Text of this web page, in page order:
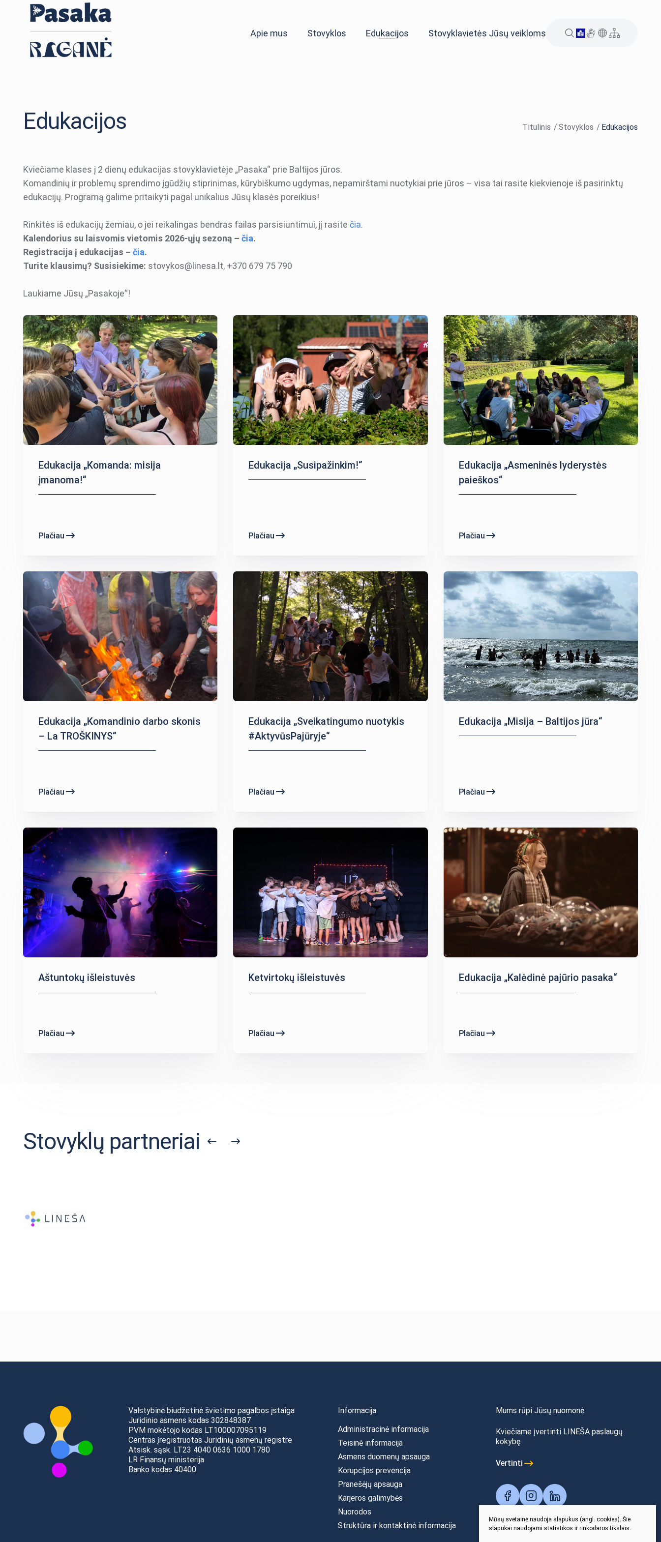
Apie mus Stovyklos Edukacijos Stovyklavietės Jūsų veikloms
Edukacijos Titulinis Stovyklos Edukacijos
Kviečiame klases į 2 dienų edukacijas stovyklavietėje „Pasaka“ prie Baltijos jūros.
Komandinių ir problemų sprendimo įgūdžių stiprinimas, kūrybiškumo ugdymas, nepamirštami nuotykiai prie jūros – visa tai rasite kiekvienoje iš pasirinktų
edukacijų. Programą galime pritaikyti pagal unikalius Jūsų klasės poreikius!
Rinkitės iš edukacijų žemiau, o jei reikalingas bendras failas parsisiuntimui, jį rasite čia.
Kalendorius su laisvomis vietomis 2026-ųjų sezoną – čia.
Registracija į edukacijas – čia.
Turite klausimų? Susisiekime: stovykos@linesa.lt, +370 679 75 790
Laukiame Jūsų „Pasakoje“!
Edukacija „Komanda: misija
įmanoma!“
Plačiau
Edukacija „Susipažinkim!“
Plačiau
Edukacija „Asmeninės lyderystės
paieškos“
Plačiau
Edukacija „Komandinio darbo skonis
– La TROŠKINYS“
Plačiau
Edukacija „Sveikatingumo nuotykis
#AktyvūsPajūryje“
Plačiau
Edukacija „Misija – Baltijos jūra“
Plačiau
Aštuntokų išleistuvės
Plačiau
Ketvirtokų išleistuvės
Plačiau
Edukacija „Kalėdinė pajūrio pasaka“
Plačiau
Stovyklų partneriai
Valstybinė biudžetinė švietimo pagalbos įstaiga
Juridinio asmens kodas 302848387
PVM mokėtojo kodas LT100007095119
Centras įregistruotas Juridinių asmenų registre
Atsisk. sąsk. LT23 4040 0636 1000 1780
LR Finansų ministerija
Banko kodas 40400
Informacija
Administracinė informacija
Teisinė informacija
Asmens duomenų apsauga
Korupcijos prevencija
Pranešėjų apsauga
Karjeros galimybės
Nuorodos
Struktūra ir kontaktinė informacija
Mums rūpi Jūsų nuomonė
Kviečiame įvertinti LINEŠA paslaugų
kokybę
Vertinti
Mūsų svetainė naudoja slapukus (angl. cookies). Šie
slapukai naudojami statistikos ir rinkodaros tikslais.